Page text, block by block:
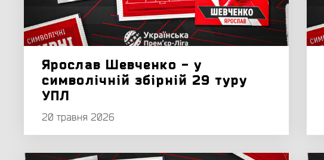
Ярослав Шевченко - у
символічній збірній 29 туру
УПЛ
20 травня 2026